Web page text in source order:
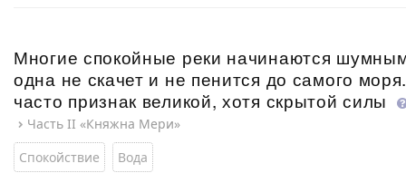
Многие спокойные реки начинаются
одна не скачет и не пенится до самого
часто признак великой, хотя скрытой силы
Часть II «Княжна Мери»
Спокойствие
Вода